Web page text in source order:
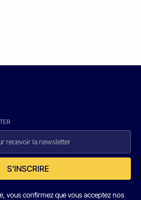
S'INSCRIRE
vous confirmez que vous acceptez nos